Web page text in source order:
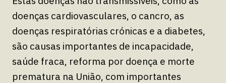
doenças cardiovasculares, o cancro, as
doenças respiratórias crónicas e a diabetes,
são causas importantes de incapacidade,
saúde fraca, reforma por doença e morte
prematura na União, com importantes